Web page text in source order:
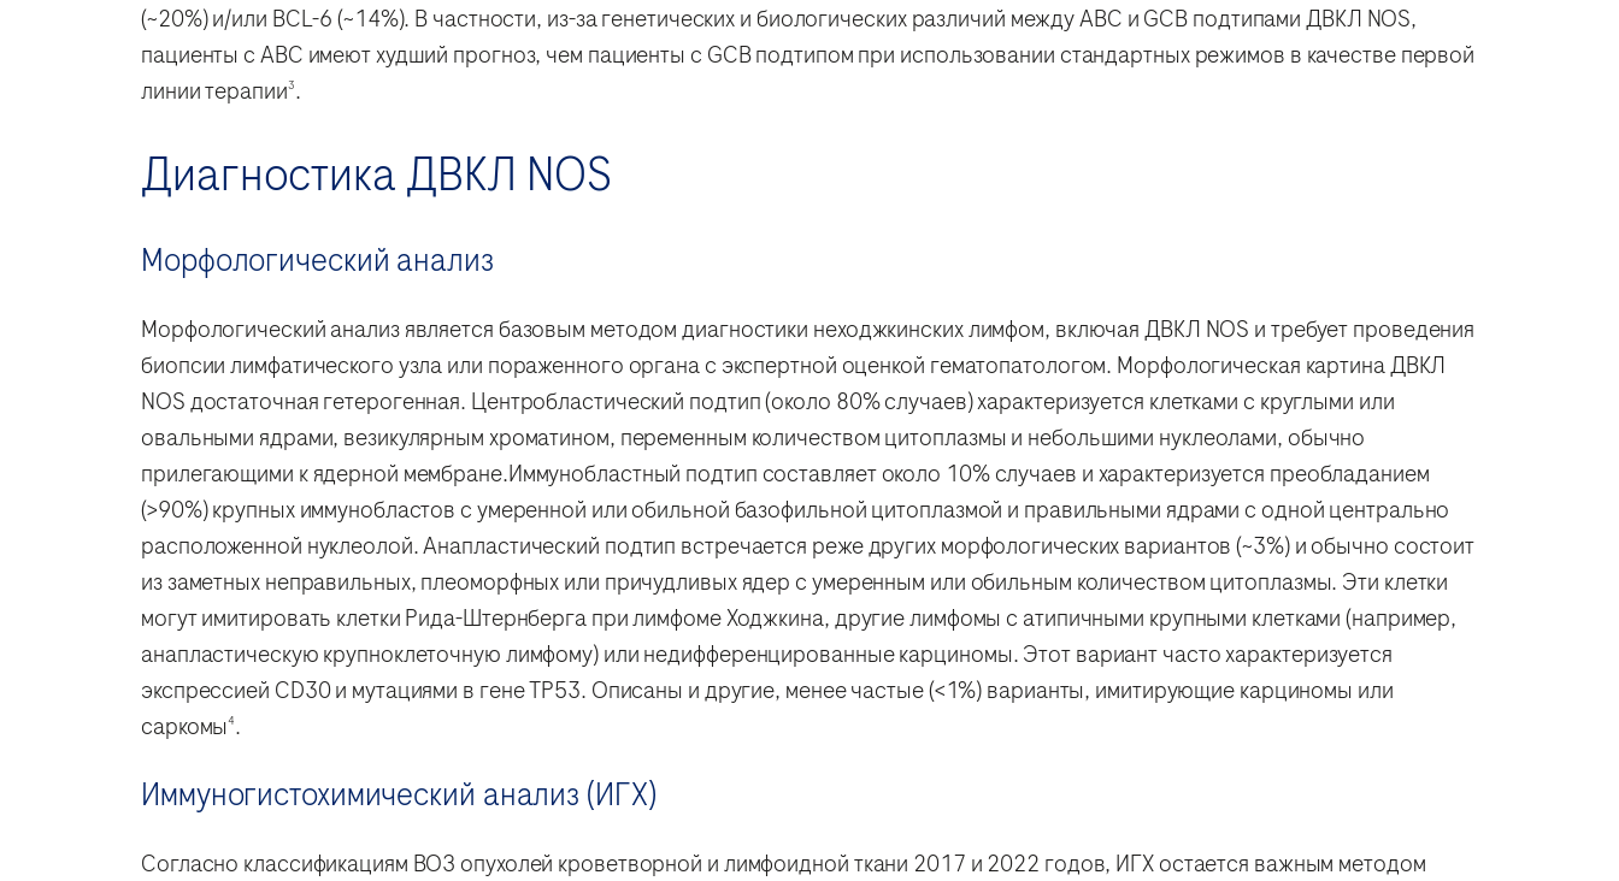
(~20%) и/или BCL-6 (~14%). В частности, из-за генетических и биологических различий между ABC и GCB подтипами ДВКЛ NOS,
пациенты с ABC имеют худший прогноз, чем пациенты с GCB подтипом при использовании стандартных режимов в качестве первой
линии терапии3.
Диагностика ДВКЛ NOS
Морфологический анализ
Морфологический анализ является базовым методом диагностики неходжкинских лимфом, включая ДВКЛ NOS и требует проведения
биопсии лимфатического узла или пораженного органа с экспертной оценкой гематопатологом. Морфологическая картина ДВКЛ
NOS достаточная гетерогенная. Центробластический подтип (около 80% случаев) характеризуется клетками с круглыми или
овальными ядрами, везикулярным хроматином, переменным количеством цитоплазмы и небольшими нуклеолами, обычно
прилегающими к ядерной мембране.Иммунобластный подтип составляет около 10% случаев и характеризуется преобладанием
(>90%) крупных иммунобластов с умеренной или обильной базофильной цитоплазмой и правильными ядрами с одной центрально
расположенной нуклеолой. Анапластический подтип встречается реже других морфологических вариантов (~3%) и обычно состоит
из заметных неправильных, плеоморфных или причудливых ядер с умеренным или обильным количеством цитоплазмы. Эти клетки
могут имитировать клетки Рида-Штернберга при лимфоме Ходжкина, другие лимфомы с атипичными крупными клетками (например,
анапластическую крупноклеточную лимфому) или недифференцированные карциномы. Этот вариант часто характеризуется
экспрессией CD30 и мутациями в гене TP53. Описаны и другие, менее частые (<1%) варианты, имитирующие карциномы или
саркомы4.
Иммуногистохимический анализ (ИГХ)
Согласно классификациям ВОЗ опухолей кроветворной и лимфоидной ткани 2017 и 2022 годов, ИГХ остается важным методом